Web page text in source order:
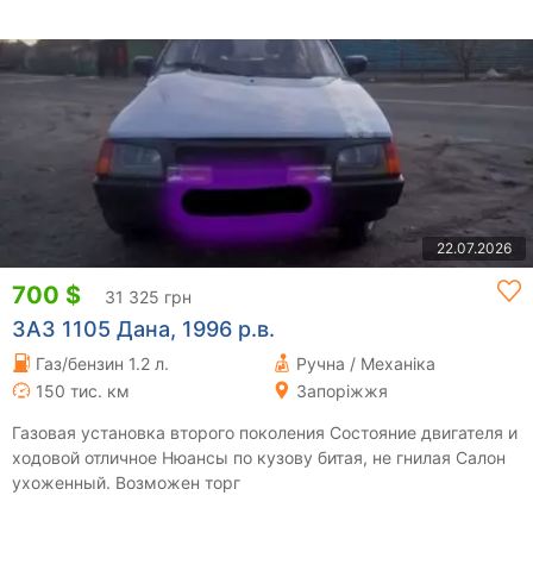
22.07.2026
700 $ 31 325 грн
ЗАЗ 1105 Дана, 1996 р.в.
Газ/бензин 1.2 л.
Ручна / Механіка
150 тис. км
Запоріжжя
Газовая установка второго поколения Состояние двигателя и
ходовой отличное Нюансы по кузову битая, не гнилая Салон
ухоженный. Возможен торг